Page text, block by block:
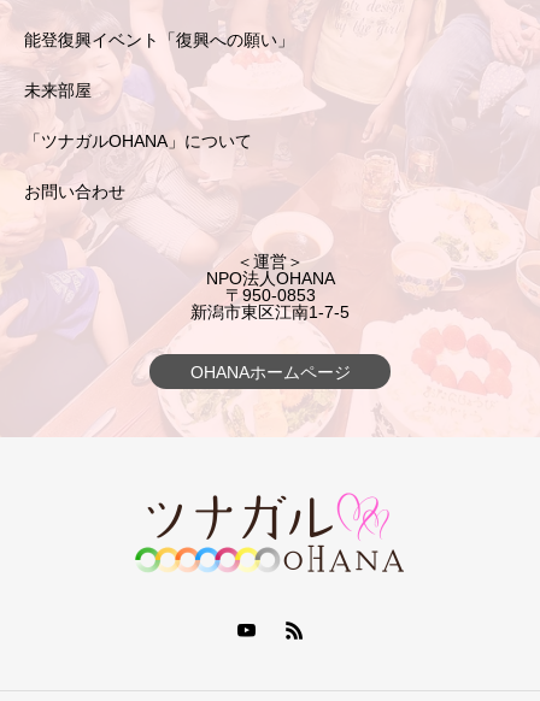
能登復興イベント「復興への願い」
未来部屋
「ツナガルOHANA」について
お問い合わせ
＜運営＞
NPO法人OHANA
〒950-0853
新潟市東区江南1-7-5
OHANAホームページ